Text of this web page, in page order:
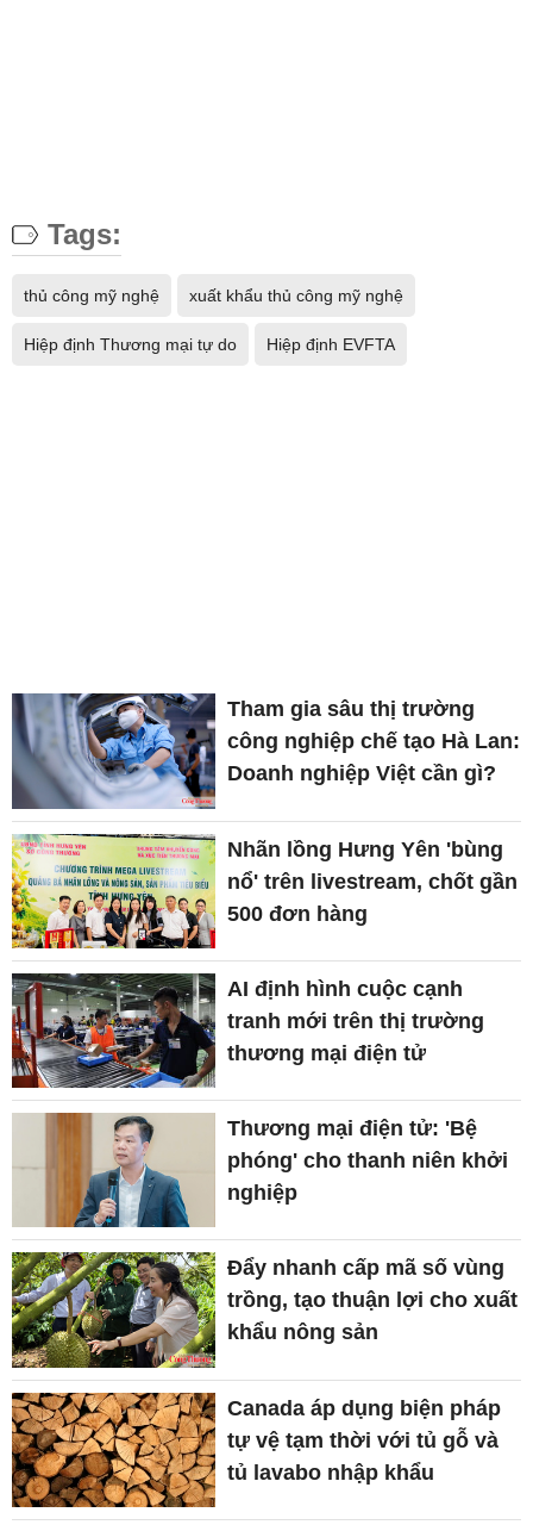
Tags:
thủ công mỹ nghệ xuất khẩu thủ công mỹ nghệ
Hiệp định Thương mại tự do Hiệp định EVFTA
Tham gia sâu thị trường
công nghiệp chế tạo Hà Lan:
Doanh nghiệp Việt cần gì?
Nhãn lồng Hưng Yên 'bùng
nổ' trên livestream, chốt gần
500 đơn hàng
AI định hình cuộc cạnh
tranh mới trên thị trường
thương mại điện tử
Thương mại điện tử: 'Bệ
phóng' cho thanh niên khởi
nghiệp
Đẩy nhanh cấp mã số vùng
trồng, tạo thuận lợi cho xuất
khẩu nông sản
Canada áp dụng biện pháp
tự vệ tạm thời với tủ gỗ và
tủ lavabo nhập khẩu